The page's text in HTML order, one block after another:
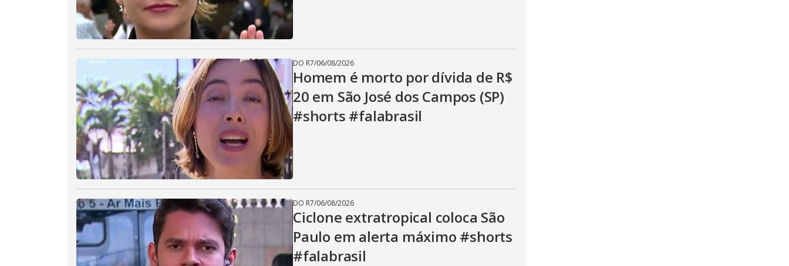
DO R7/06/08/2026
Homem é morto por dívida de R$
20 em São José dos Campos (SP)
#shorts #falabrasil
DO R7/06/08/2026
Ciclone extratropical coloca São
Paulo em alerta máximo #shorts
#falabrasil